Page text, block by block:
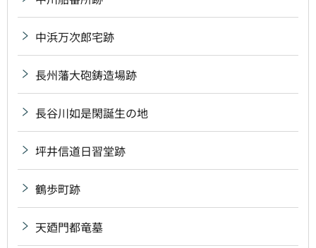
中浜万次郎宅跡
長州藩大砲鋳造場跡
長谷川如是閑誕生の地
坪井信道日習堂跡
鶴歩町跡
天廼門都竜墓